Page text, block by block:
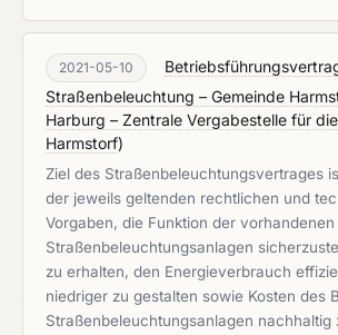
2021-05-10
Straßenbeleuchtung – Gemeinde
Harburg – Zentrale Vergabestelle für
Harmstorf)
Ziel des Straßenbeleuchtungsvertrages
der jeweils geltenden rechtlichen und
Vorgaben, die Funktion der vorhandenen
Straßenbeleuchtungsanlagen
zu erhalten, den Energieverbrauch
niedriger zu gestalten sowie Kosten des
Straßenbeleuchtungsanlagen nachhaltig